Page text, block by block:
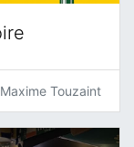
Maxime Touzaint